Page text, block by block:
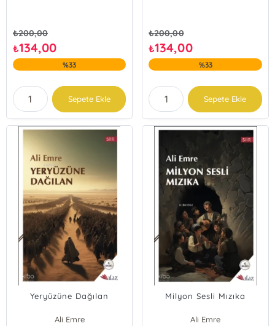
₺200,00
₺134,00
%33
Sepete Ekle
₺200,00
₺134,00
%33
Sepete Ekle
Yeryüzüne Dağılan
Ali Emre
Milyon Sesli Mızıka
Ali Emre